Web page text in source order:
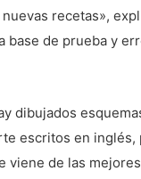
recetas»,
base de prueba y
dibujados
escritos en inglés,
viene de las